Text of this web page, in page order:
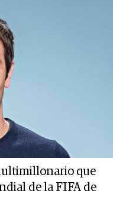
que
de la FIFA de